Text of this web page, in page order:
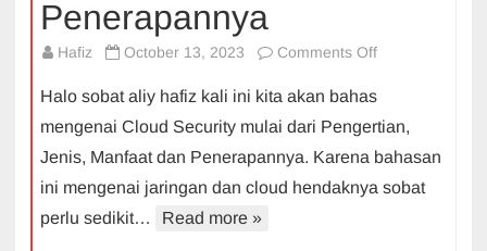
Penerapannya
Hafiz October 13, 2023 Comments Offon
Security:
Pengertian,
Jenis,
Manfaat
Halo sobat aliy hafiz kali ini kita akan bahas
mengenai Cloud Security mulai dari Pengertian,
Jenis, Manfaat dan Penerapannya. Karena bahasan
ini mengenai jaringan dan cloud hendaknya sobat
perlu sedikit…
Read more »